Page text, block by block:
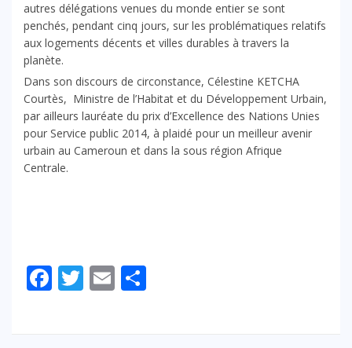
autres délégations venues du monde entier se sont
penchés, pendant cinq jours, sur les problématiques relatifs
aux logements décents et villes durables à travers la
planète.
Dans son discours de circonstance, Célestine KETCHA
Courtès, Ministre de l’Habitat et du Développement Urbain,
par ailleurs lauréate du prix d’Excellence des Nations Unies
pour Service public 2014, à plaidé pour un meilleur avenir
urbain au Cameroun et dans la sous région Afrique
Centrale.
Facebook
Twitter
Email